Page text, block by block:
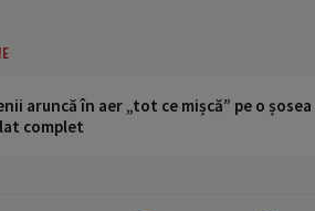
aruncă în aer „tot ce mișcă” pe o
complet